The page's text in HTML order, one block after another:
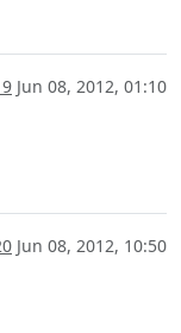
Jun 08, 2012, 01:10
Jun 08, 2012, 10:50